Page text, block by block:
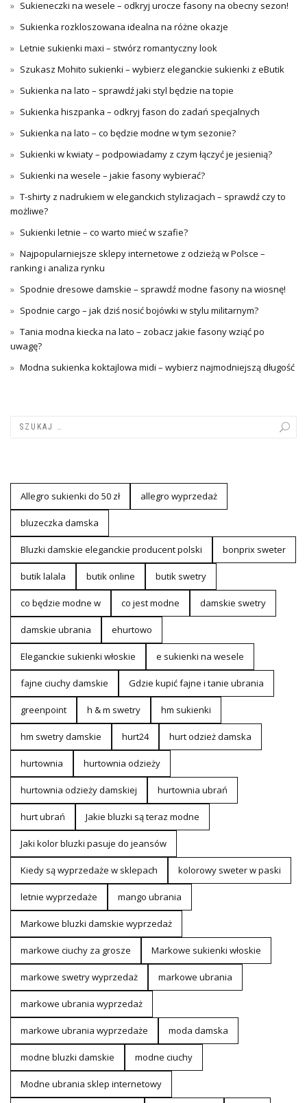
Sukieneczki na wesele – odkryj urocze fasony na obecny sezon!
Sukienka rozkloszowana idealna na różne okazje
Letnie sukienki maxi – stwórz romantyczny look
Szukasz Mohito sukienki – wybierz eleganckie sukienki z eButik
Sukienka na lato – sprawdź jaki styl będzie na topie
Sukienka hiszpanka – odkryj fason do zadań specjalnych
Sukienka na lato – co będzie modne w tym sezonie?
Sukienki w kwiaty – podpowiadamy z czym łączyć je jesienią?
Sukienki na wesele – jakie fasony wybierać?
T-shirty z nadrukiem w eleganckich stylizacjach – sprawdź czy to
możliwe?
Sukienki letnie – co warto mieć w szafie?
Najpopularniejsze sklepy internetowe z odzieżą w Polsce –
ranking i analiza rynku
Spodnie dresowe damskie – sprawdź modne fasony na wiosnę!
Spodnie cargo – jak dziś nosić bojówki w stylu militarnym?
Tania modna kiecka na lato – zobacz jakie fasony wziąć po
uwagę?
Modna sukienka koktajlowa midi – wybierz najmodniejszą długość
Allegro sukienki do 50 zł allegro wyprzedaż
bluzeczka damska
Bluzki damskie eleganckie producent polski bonprix sweter
butik lalala butik online butik swetry
co będzie modne w co jest modne damskie swetry
damskie ubrania ehurtowo
Eleganckie sukienki włoskie e sukienki na wesele
fajne ciuchy damskie Gdzie kupić fajne i tanie ubrania
greenpoint h & m swetry hm sukienki
hm swetry damskie hurt24 hurt odzież damska
hurtownia hurtownia odzieży
hurtownia odzieży damskiej hurtownia ubrań
hurt ubrań Jakie bluzki są teraz modne
Jaki kolor bluzki pasuje do jeansów
Kiedy są wyprzedaże w sklepach kolorowy sweter w paski
letnie wyprzedaże mango ubrania
Markowe bluzki damskie wyprzedaż
markowe ciuchy za grosze Markowe sukienki włoskie
markowe swetry wyprzedaż markowe ubrania
markowe ubrania wyprzedaż
markowe ubrania wyprzedaże moda damska
modne bluzki damskie modne ciuchy
Modne ubrania sklep internetowy